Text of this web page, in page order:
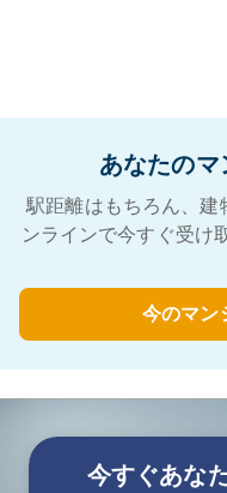
あなたのマ
駅距離はもちろん、建
ンラインで今すぐ受け
今のマン
今すぐあな